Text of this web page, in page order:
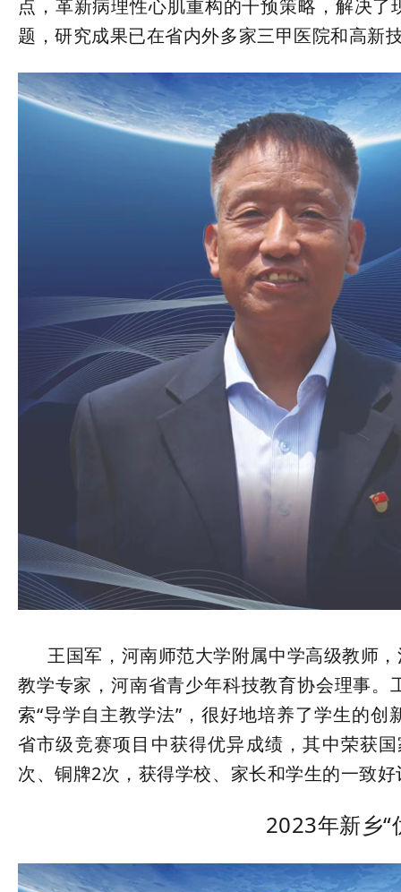
点，革新病理性心肌重构的干预策略，解决
题，研究成果已在省内外多家三甲医院和高新
王国军，河南师范大学附属中学高级教师，
教学专家，河南省青少年科技教育协会理事
索“导学自主教学法”，很好地培养了学生的
省市级竞赛项目中获得优异成绩，其中荣获
次、铜牌2次，获得学校、家长和学生的一致好
2023年新乡“